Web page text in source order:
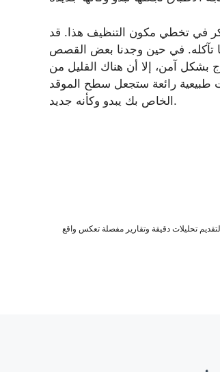
في تخطي مكون التنظيف هذا. قد
تآكله. في حين وجدنا بعض القصص
بشكل آمن، إلا أن هناك القليل من
طبيعية رائعة ستجعل سطح الموقد
الخاص بك يبدو وكأنه جديد.
تحليلات دقيقة وتقارير مفصلة تعكس واقع